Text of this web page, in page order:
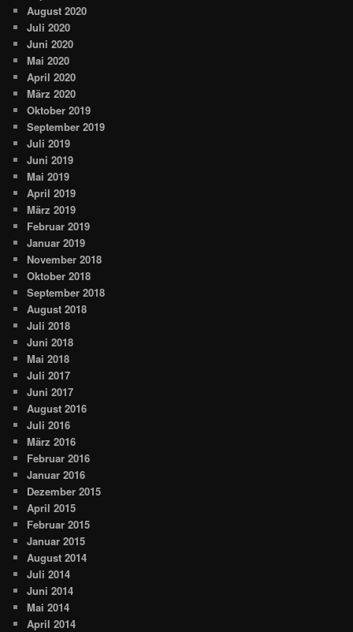
August 2020
Juli 2020
Juni 2020
Mai 2020
April 2020
März 2020
Oktober 2019
September 2019
Juli 2019
Juni 2019
Mai 2019
April 2019
März 2019
Februar 2019
Januar 2019
November 2018
Oktober 2018
September 2018
August 2018
Juli 2018
Juni 2018
Mai 2018
Juli 2017
Juni 2017
August 2016
Juli 2016
März 2016
Februar 2016
Januar 2016
Dezember 2015
April 2015
Februar 2015
Januar 2015
August 2014
Juli 2014
Juni 2014
Mai 2014
April 2014